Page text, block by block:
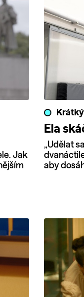
Jak
Ela
„Udělat
aby